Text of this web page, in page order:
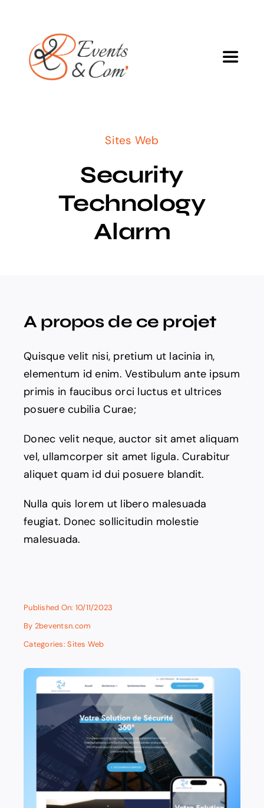
contenu
Toggle
Sites Web
Security
Technology
Alarm
A propos de ce projet
Quisque velit nisi, pretium ut lacinia in,
elementum id enim. Vestibulum ante ipsum
primis in faucibus orci luctus et ultrices
posuere cubilia Curae;
Donec velit neque, auctor sit amet aliquam
vel, ullamcorper sit amet ligula. Curabitur
aliquet quam id dui posuere blandit.
Nulla quis lorem ut libero malesuada
feugiat. Donec sollicitudin molestie
malesuada.
Published On: 10/11/2023
By 2beventsn.com
Categories:Sites Web